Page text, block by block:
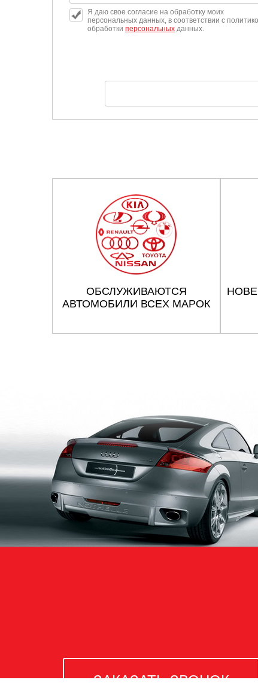
Я даю свое согласие на обработку моих
персональных данных, в соответствии с
обработки персональных данных.
ОБСЛУЖИВАЮТСЯ
АВТОМОБИЛИ ВСЕХ МАРОК
ЗАКАЗАТЬ ЗВОНОК